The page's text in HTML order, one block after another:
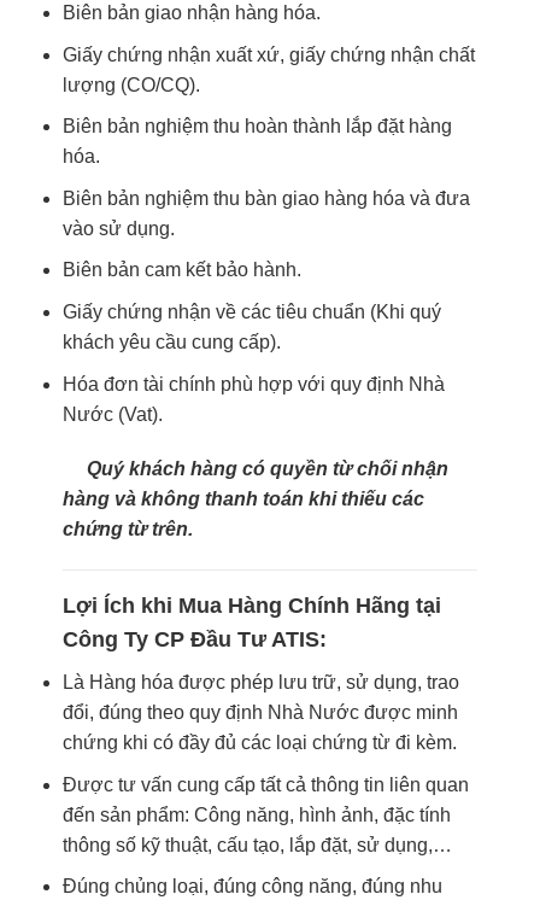
Biên bản giao nhận hàng hóa.
Giấy chứng nhận xuất xứ, giấy chứng nhận chất
lượng (CO/CQ).
Biên bản nghiệm thu hoàn thành lắp đặt hàng
hóa.
Biên bản nghiệm thu bàn giao hàng hóa và đưa
vào sử dụng.
Biên bản cam kết bảo hành.
Giấy chứng nhận về các tiêu chuẩn (Khi quý
khách yêu cầu cung cấp).
Hóa đơn tài chính phù hợp với quy định Nhà
Nước (Vat).
Quý khách hàng có quyền từ chối nhận
hàng và không thanh toán khi thiếu các
chứng từ trên.
Lợi Ích khi Mua Hàng Chính Hãng tại
Công Ty CP Đầu Tư ATIS:
Là Hàng hóa được phép lưu trữ, sử dụng, trao
đổi, đúng theo quy định Nhà Nước được minh
chứng khi có đầy đủ các loại chứng từ đi kèm.
Được tư vấn cung cấp tất cả thông tin liên quan
đến sản phẩm: Công năng, hình ảnh, đặc tính
thông số kỹ thuật, cấu tạo, lắp đặt, sử dụng,…
Đúng chủng loại, đúng công năng, đúng nhu